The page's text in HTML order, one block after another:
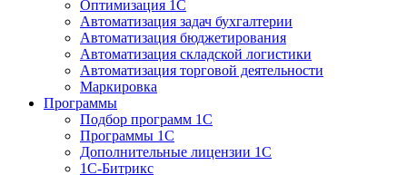
Оптимизация 1С
Автоматизация задач бухгалтерии
Автоматизация бюджетирования
Автоматизация складской логистики
Автоматизация торговой деятельности
Маркировка
Программы
Подбор программ 1С
Программы 1С
Дополнительные лицензии 1С
1С-Битрикс